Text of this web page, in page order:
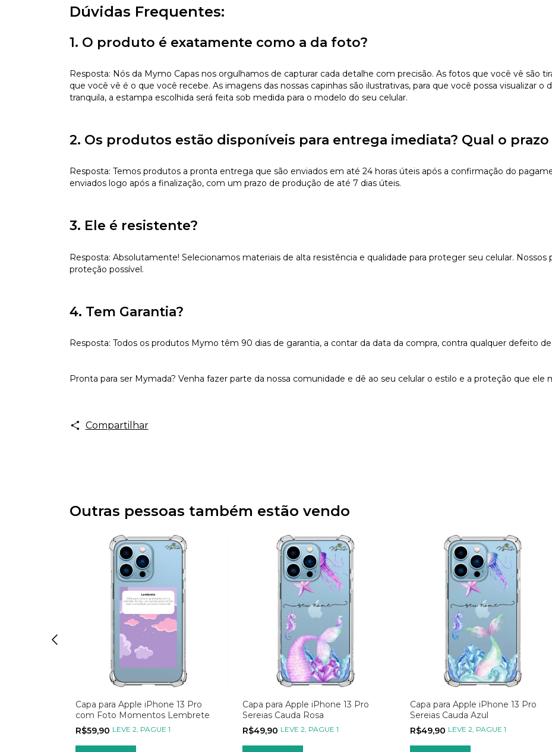
Dúvidas Frequentes:
1. O produto é exatamente como a da foto?
Resposta: Nós da Mymo Capas nos orgulhamos de capturar cada detalhe com precisão. As fotos que você vê são
que você vê é o que você recebe. As imagens das nossas capinhas são ilustrativas, para que você possa visualizar o
tranquila, a estampa escolhida será feita sob medida para o modelo do seu celular.
2. Os produtos estão disponíveis para entrega imediata? Qual o prazo
Resposta: Temos produtos a pronta entrega que são enviados em até 24 horas úteis após a confirmação do
enviados logo após a finalização, com um prazo de produção de até 7 dias úteis.
3. Ele é resistente?
Resposta: Absolutamente! Selecionamos materiais de alta resistência e qualidade para proteger seu celular.
proteção possível.
4. Tem Garantia?
Resposta: Todos os produtos Mymo têm 90 dias de garantia, a contar da data da compra, contra qualquer defeito
Pronta para ser Mymada? Venha fazer parte da nossa comunidade e dê ao seu celular o estilo e a proteção que ele
Compartilhar
Outras pessoas também estão vendo
Capa para Apple iPhone 13 Pro
com Foto Momentos Lembrete
R$59,90 LEVE 2, PAGUE 1
Capa para Apple iPhone 13 Pro
Sereias Cauda Rosa
R$49,90 LEVE 2, PAGUE 1
Capa para Apple iPhone 13 Pro
Sereias Cauda Azul
R$49,90 LEVE 2, PAGUE 1